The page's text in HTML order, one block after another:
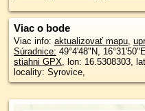
Viac o bode
Viac info: aktualizovať mapu,
Súradnice: 49°4'48"N,
stiahni GPX, lon: 16.5308303,
locality: Syrovice,